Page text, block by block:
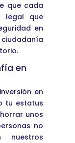
que cada
legal que
en
en
en
tu estatus
unos
no
nuestros